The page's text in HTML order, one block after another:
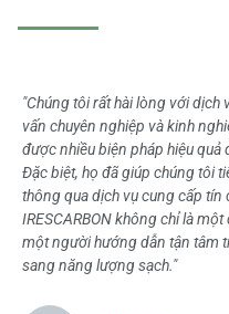
"Chúng tôi rất hài lòng với dịch
vấn chuyên nghiệp và kinh
được nhiều biện pháp hiệu quả
Đặc biệt, họ đã giúp chúng tôi
thông qua dịch vụ cung cấp tín
IRESCARBON không chỉ là
một người hướng dẫn tận tâm
sang năng lượng sạch."